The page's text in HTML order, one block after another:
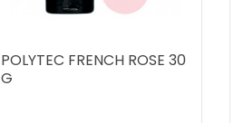
POLYTEC FRENCH ROSE 30
G